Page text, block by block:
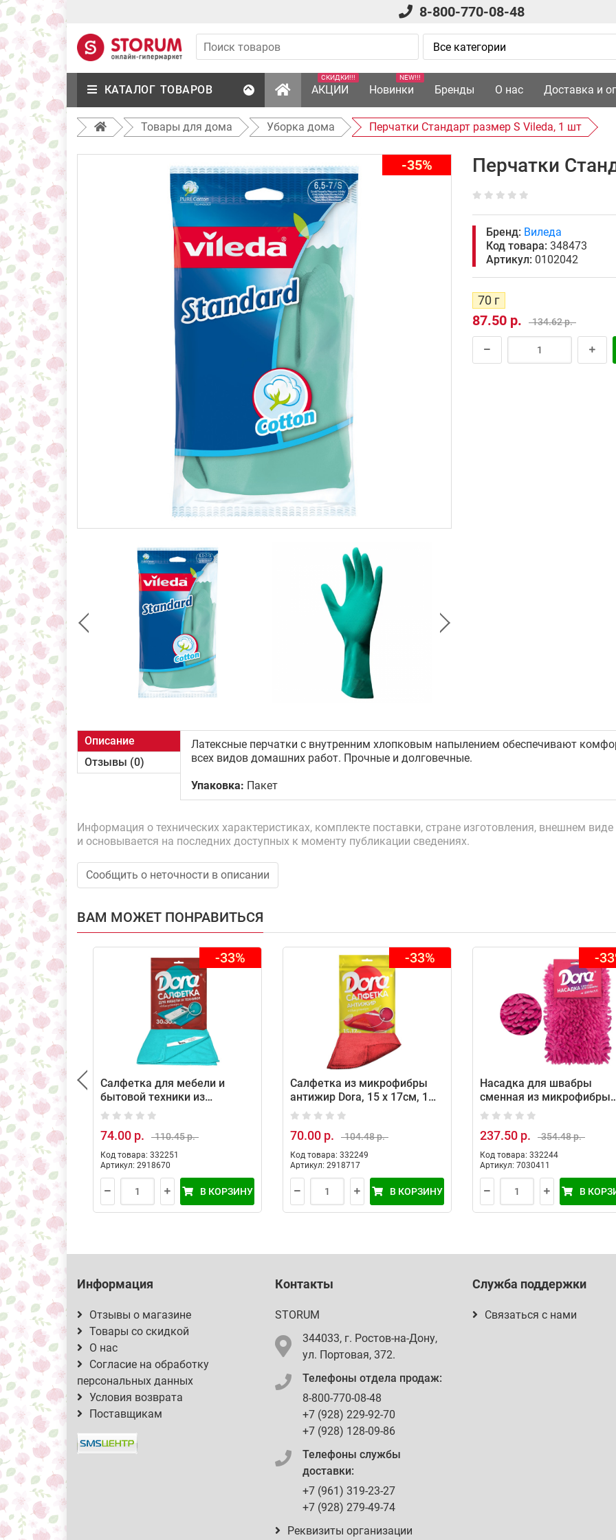
8-800-770-08-48
КАТАЛОГ ТОВАРОВ АКЦИИ
СКИДКИ!!!
Новинки
NEW!!!
Бренды О нас Доставка и
Товары для дома Уборка дома Перчатки Стандарт размер S Vileda, 1 шт
-35% Перчатки
Бренд: Виледа
Код товара: 348473
Артикул: 0102042
70 г
87.50 р. 134.62 р.
Описание
Отзывы (0)
Латексные перчатки с внутренним хлопковым напылением обеспечивают
всех видов домашних работ. Прочные и долговечные.
Упаковка: Пакет
Информация о технических характеристиках, комплекте поставки, стране изготовления, внешнем
и основывается на последних доступных к моменту публикации сведениях.
Сообщить о неточности в описании
ВАМ МОЖЕТ ПОНРАВИТЬСЯ
-33%
Салфетка для мебели и
бытовой техники из
микрофибры Dora, 30 х 30
74.00 р. 110.45 р.
Код товара: 332251
Артикул: 2918670
В КОРЗИНУ
-33%
Салфетка из микрофибры
антижир Dora, 15 х 17см, 1
шт
70.00 р. 104.48 р.
Код товара: 332249
Артикул: 2918717
В КОРЗИНУ
-
Насадка для швабры
сменная из микрофибры
(шенилл) Dora, 12 х 42 см,
237.50 р. 354.48 р.
Код товара: 332244
Артикул: 7030411
В
Информация
Отзывы о магазине
Товары со скидкой
О нас
Согласие на обработку
персональных данных
Условия возврата
Поставщикам
Контакты
STORUM
344033, г. Ростов-на-Дону,
ул. Портовая, 372.
Телефоны отдела продаж:
8-800-770-08-48
+7 (928) 229-92-70
+7 (928) 128-09-86
Телефоны службы
доставки:
+7 (961) 319-23-27
+7 (928) 279-49-74
Реквизиты организации
Служба поддержки
Связаться с нами